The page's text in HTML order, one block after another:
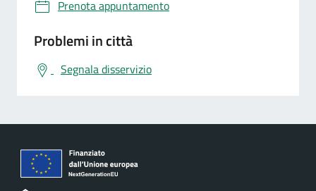
Prenota appuntamento
Problemi in città
Segnala disservizio